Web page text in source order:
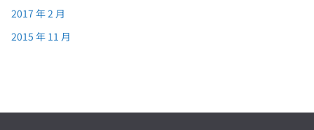
2017 年 2 月
2015 年 11 月